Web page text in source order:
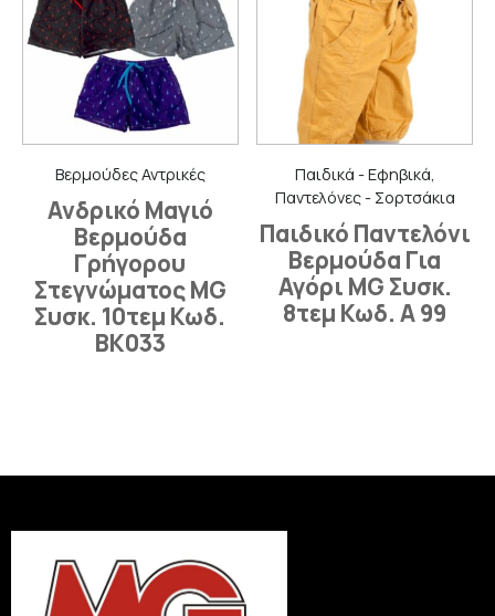
Βερμούδες Αντρικές
Ανδρικό Μαγιό
Βερμούδα
Γρήγορου
Στεγνώματος MG
Συσκ. 10τεμ Κωδ.
BK033
Παιδικά - Εφηβικά,
Παντελόνες - Σορτσάκια
Παιδικό Παντελόνι
Βερμούδα Για
Αγόρι MG Συσκ.
8τεμ Κωδ. Α 99